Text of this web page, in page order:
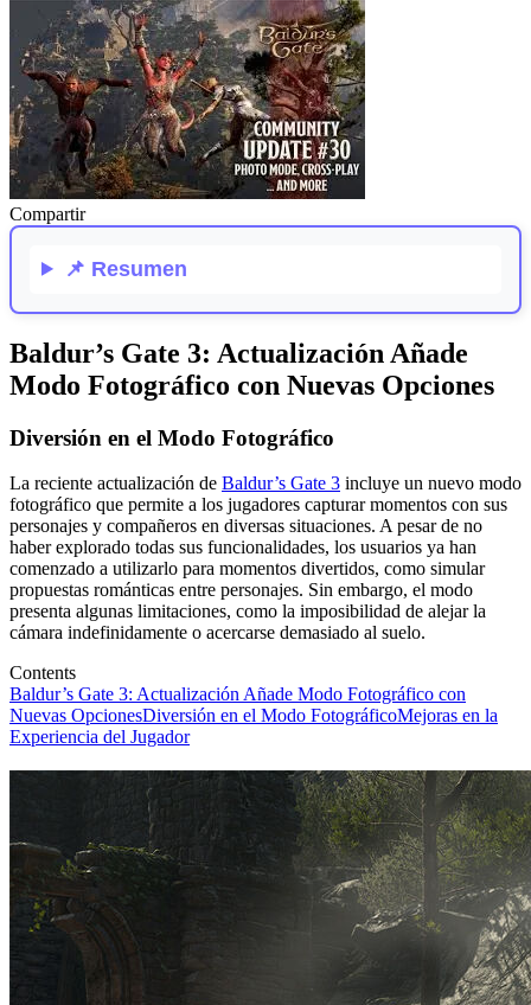
Compartir
📌 Resumen
Baldur’s Gate 3: Actualización Añade
Modo Fotográfico con Nuevas Opciones
Diversión en el Modo Fotográfico
La reciente actualización de Baldur’s Gate 3 incluye un nuevo modo
fotográfico que permite a los jugadores capturar momentos con sus
personajes y compañeros en diversas situaciones. A pesar de no
haber explorado todas sus funcionalidades, los usuarios ya han
comenzado a utilizarlo para momentos divertidos, como simular
propuestas románticas entre personajes. Sin embargo, el modo
presenta algunas limitaciones, como la imposibilidad de alejar la
cámara indefinidamente o acercarse demasiado al suelo.
Contents
Baldur’s Gate 3: Actualización Añade Modo Fotográfico con
Nuevas OpcionesDiversión en el Modo FotográficoMejoras en la
Experiencia del Jugador